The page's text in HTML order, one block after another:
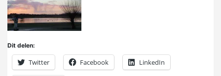
Dit delen:
Twitter Facebook LinkedIn